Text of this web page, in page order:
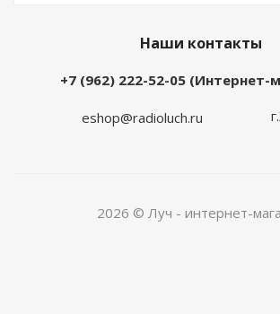
Наши контакты
+7 (962) 222-52-05
eshop@radioluch.ru
2026 © Луч - интернет-